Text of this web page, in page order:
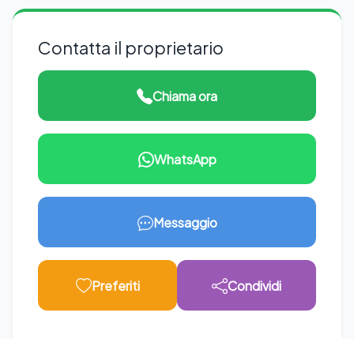
Contatta il proprietario
Chiama ora
WhatsApp
Messaggio
Preferiti Condividi